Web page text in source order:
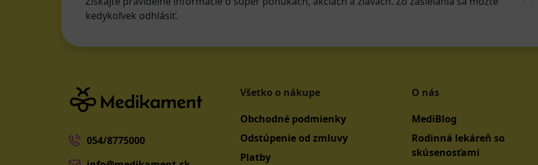
kedykoľvek odhlásiť.
054/8775000
Všetko o nákupe
Obchodné podmienky
Odstúpenie od zmluvy
Platby
O nás
MediBlog
Rodinná lekáreň so
skúsenosťami